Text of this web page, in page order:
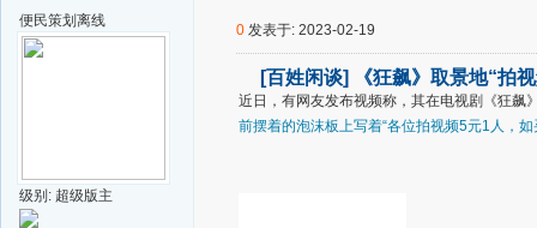
便民策划 离线
级别: 超级版主
0 发表于: 2023-02-19
[百姓闲谈] 《狂飙》取景地“拍
近日，有网友发布视频称，其在电视剧《狂飙
前摆着的泡沫板上写着“各位拍视频5元1人，如